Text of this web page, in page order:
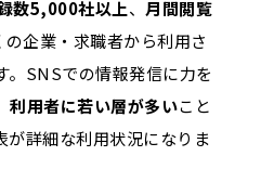
・建設・建築業界に特化
・相場より低めの価格帯
・主要求人検索エンジン7社
数5,000社以上、 月間閲覧
の企業・求職者から利用さ
。SNSでの情報発信に力を
利用者に若い層が多いこと
が詳細な利用状況になりま